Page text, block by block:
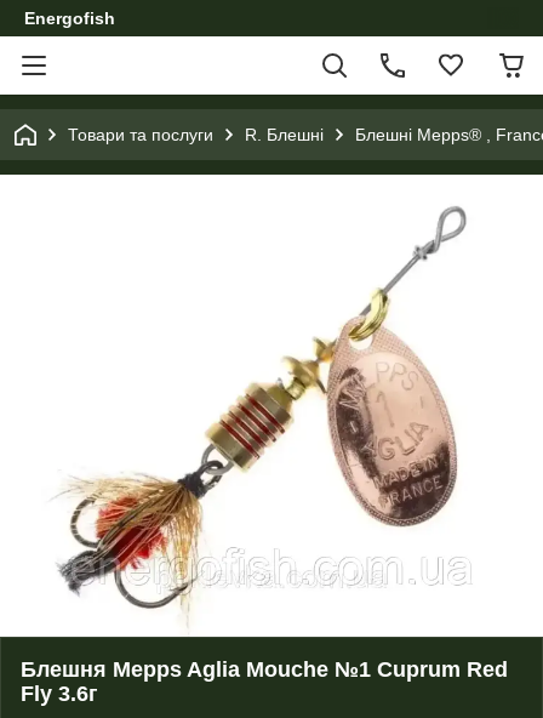
Energofish
Товари та послуги R. Блешні Блешні Mepps® ,
Блешня Mepps Aglia Mouche №1 Cuprum Red
Fly 3.6г